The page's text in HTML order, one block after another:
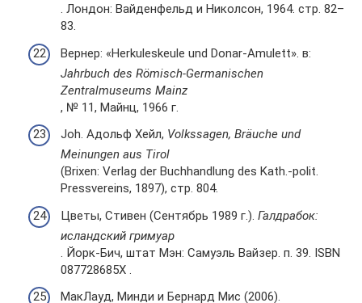
. Лондон: Вайденфельд и Николсон, 1964. стр. 82–
83.
Вернер: «Herkuleskeule und Donar-Amulett». в:
Jahrbuch des Römisch-Germanischen
Zentralmuseums Mainz
, № 11, Майнц, 1966 г.
Joh. Адольф Хейл, Volkssagen, Bräuche und
Meinungen aus Tirol
(Brixen: Verlag der Buchhandlung des Kath.-polit.
Pressvereins, 1897), стр. 804.
Цветы, Стивен (Сентябрь 1989 г.). Галдрабок:
исландский гримуар
. Йорк-Бич, штат Мэн: Самуэль Вайзер. п. 39. ISBN
087728685X .
МакЛауд, Минди и Бернард Мис (2006).